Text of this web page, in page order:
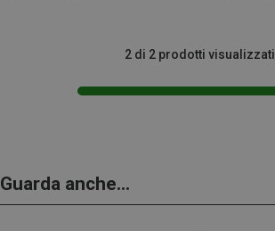
2 di 2 prodotti visualizzati
Guarda anche...